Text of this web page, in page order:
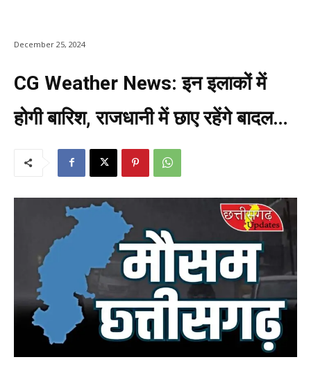
December 25, 2024
CG Weather News: इन इलाकों में
होगी बारिश, राजधानी में छाए रहेंगे बादल…